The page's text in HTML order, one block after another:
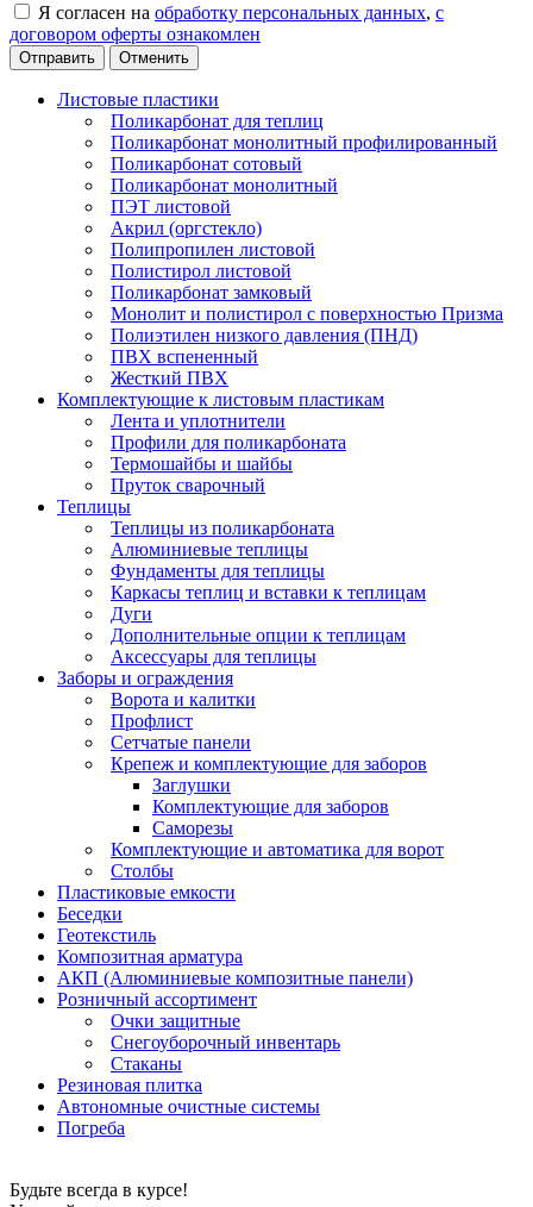
Я согласен на обработку персональных данных, с
договором оферты ознакомлен
Отменить
Листовые пластики
Поликарбонат для теплиц
Поликарбонат монолитный профилированный
Поликарбонат сотовый
Поликарбонат монолитный
ПЭТ листовой
Акрил (оргстекло)
Полипропилен листовой
Полистирол листовой
Поликарбонат замковый
Монолит и полистирол с поверхностью Призма
Полиэтилен низкого давления (ПНД)
ПВХ вспененный
Жесткий ПВХ
Комплектующие к листовым пластикам
Лента и уплотнители
Профили для поликарбоната
Термошайбы и шайбы
Пруток сварочный
Теплицы
Теплицы из поликарбоната
Алюминиевые теплицы
Фундаменты для теплицы
Каркасы теплиц и вставки к теплицам
Дуги
Дополнительные опции к теплицам
Аксессуары для теплицы
Заборы и ограждения
Ворота и калитки
Профлист
Сетчатые панели
Крепеж и комплектующие для заборов
Заглушки
Комплектующие для заборов
Саморезы
Комплектующие и автоматика для ворот
Столбы
Пластиковые емкости
Беседки
Геотекстиль
Композитная арматура
АКП (Алюминиевые композитные панели)
Розничный ассортимент
Очки защитные
Снегоуборочный инвентарь
Стаканы
Резиновая плитка
Автономные очистные системы
Погреба
Будьте всегда в курсе!